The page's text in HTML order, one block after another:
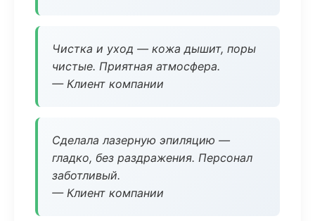
Чистка и уход — кожа дышит, поры
чистые. Приятная атмосфера.
— Клиент компании
Сделала лазерную эпиляцию —
гладко, без раздражения. Персонал
заботливый.
— Клиент компании